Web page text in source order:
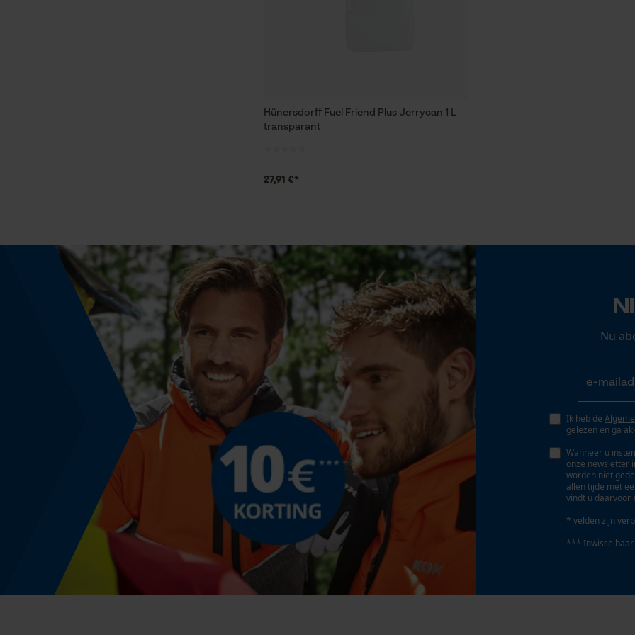
Hünersdorff Fuel Friend Plus Jerrycan 1 L
transparant
27,91 €*
Nu
Ik heb de
gelezen en ga
Wanneer u
onze newsletter
worden niet
allen tijde met
vindt u daarvoor
* velden zijn
*** Inwisselbaar
Prestatie en functionele Cookies
Loop54 Personalization
Opgeslagen winkelwagen
Persoonlijke begroeting
YouTube-video's
Google Maps
Marketing Cookies
Google Global Site Tag
Microsoft Advertising Universal Event